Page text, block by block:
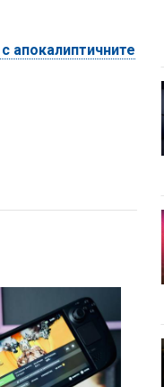
апокалиптичните